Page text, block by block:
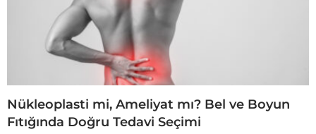
Nükleoplasti mi, Ameliyat mı? Bel ve Boyun
Fıtığında Doğru Tedavi Seçimi